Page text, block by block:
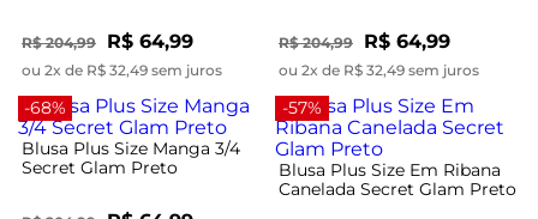
R$ 204,99 R$ 64,99
ou 2x de R$ 32,49 sem juros
R$ 204,99 R$ 64,99
ou 2x de R$ 32,49 sem juros
-68%
Blusa Plus Size Manga 3/4
Secret Glam Preto
-57%
Blusa Plus Size Em Ribana
Canelada Secret Glam Preto